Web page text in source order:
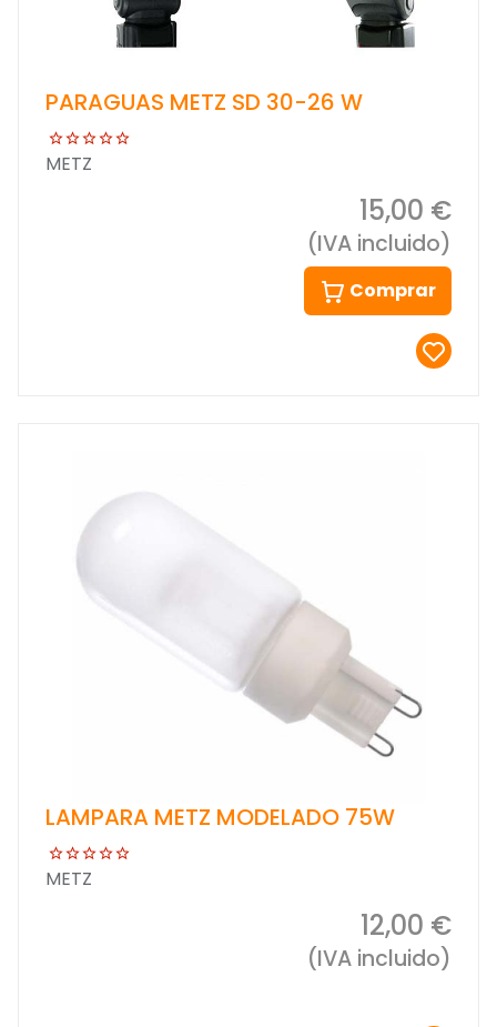
PARAGUAS METZ SD 30-26 W
METZ
15,00 €
(IVA incluido)
Comprar
LAMPARA METZ MODELADO 75W
METZ
12,00 €
(IVA incluido)